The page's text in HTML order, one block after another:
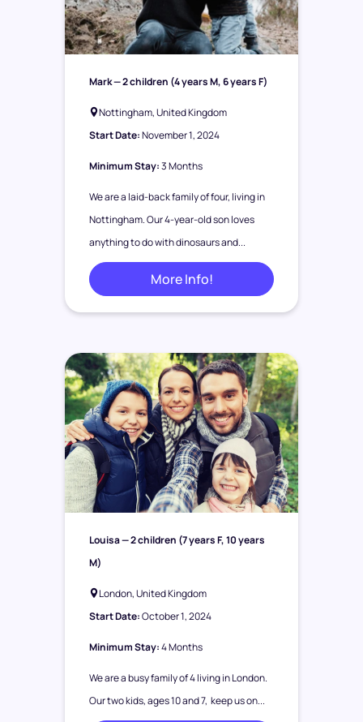
Mark— 2 children (4 years M, 6 years F)
Nottingham, United Kingdom
Start Date:November 1, 2024
Minimum Stay:3 Months
We are a laid-back family of four, living in
Nottingham. Our 4-year-old son loves
anything to do with dinosaurs and...
More Info!
Louisa— 2 children (7 years F, 10 years
M)
London, United Kingdom
Start Date:October 1, 2024
Minimum Stay:4 Months
We are a busy family of 4 living in London.
Our two kids, ages 10 and 7, keep us on...